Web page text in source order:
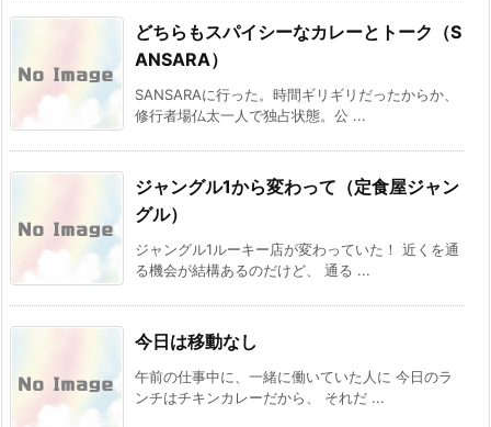
どちらもスパイシーなカレーとトーク（S
ANSARA）
SANSARAに行った。時間ギリギリだったからか、
修行者場仏太一人で独占状態。公 ...
ジャングル1から変わって（定食屋ジャン
グル）
ジャングル1ルーキー店が変わっていた！ 近くを通
る機会が結構あるのだけど、 通る ...
今日は移動なし
午前の仕事中に、一緒に働いていた人に 今日のラ
ンチはチキンカレーだから、 それだ ...